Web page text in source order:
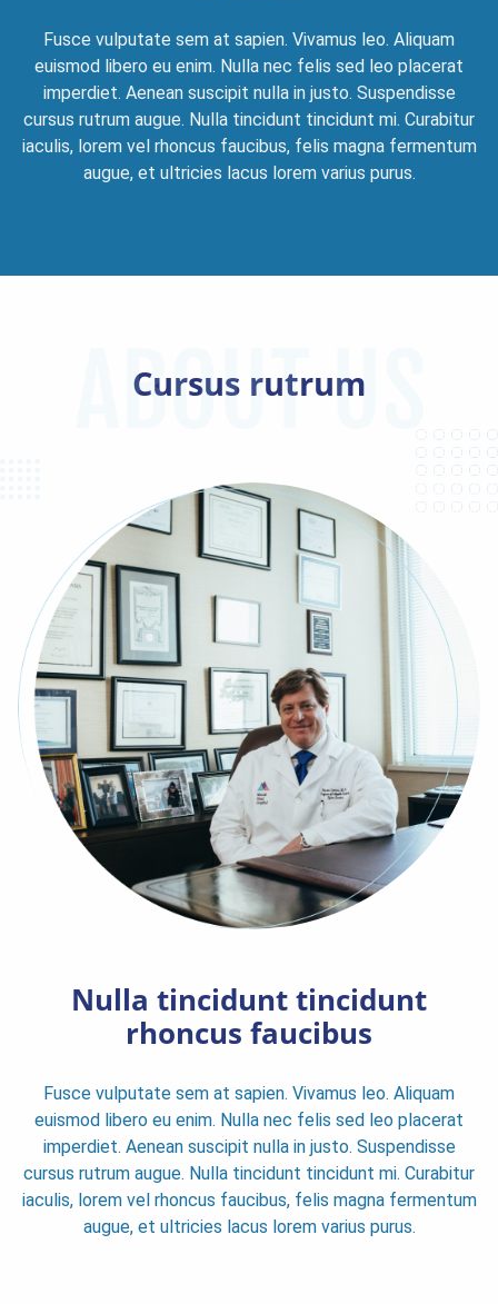
Fusce vulputate sem at sapien. Vivamus leo. Aliquam
euismod libero eu enim. Nulla nec felis sed leo placerat
imperdiet. Aenean suscipit nulla in justo. Suspendisse
cursus rutrum augue. Nulla tincidunt tincidunt mi. Curabitur
iaculis, lorem vel rhoncus faucibus, felis magna fermentum
augue, et ultricies lacus lorem varius purus.
Cursus rutrum
Nulla tincidunt tincidunt
rhoncus faucibus
Fusce vulputate sem at sapien. Vivamus leo. Aliquam
euismod libero eu enim. Nulla nec felis sed leo placerat
imperdiet. Aenean suscipit nulla in justo. Suspendisse
cursus rutrum augue. Nulla tincidunt tincidunt mi. Curabitur
iaculis, lorem vel rhoncus faucibus, felis magna fermentum
augue, et ultricies lacus lorem varius purus.